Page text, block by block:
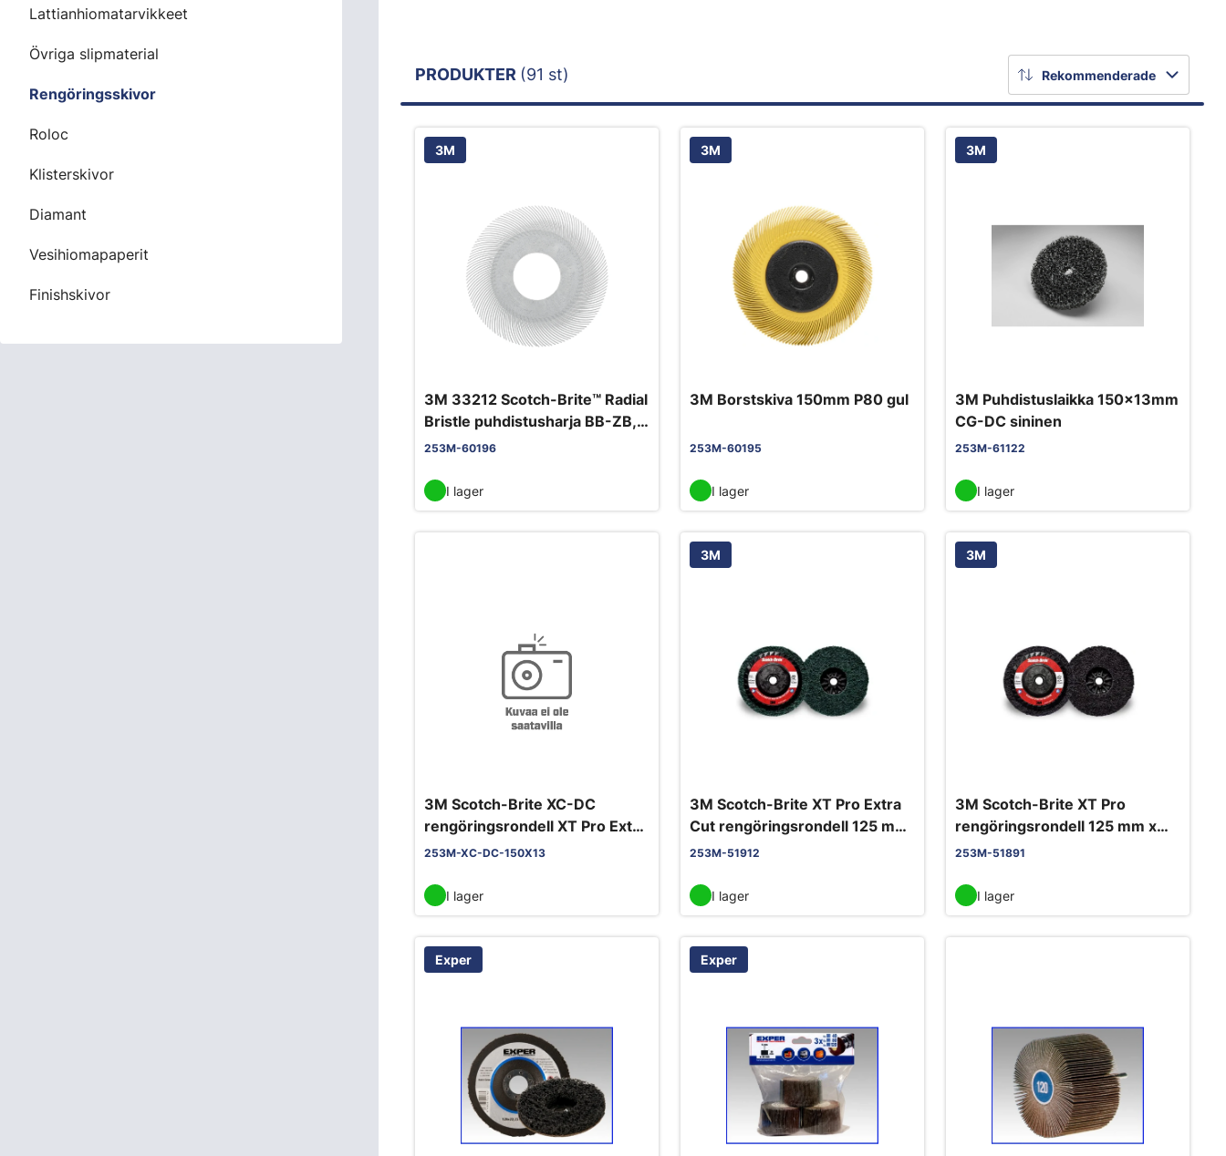
Rekommenderade
PRODUKTER (91 st)
3M
3M 33212 Scotch-Brite™ Radial
Bristle puhdistusharja BB-ZB,
T-C, 150mm, P120, valkoinen
253M-60196
I lager
3M
3M Borstskiva 150mm P80 gul
253M-60195
I lager
3M
3M Puhdistuslaikka 150x13mm
CG-DC sininen
253M-61122
I lager
3M Scotch-Brite XC-DC
rengöringsrondell XT Pro Extra
Cut grön 150 mm x 13 mm
253M-XC-DC-150X13
I lager
3M
3M Scotch-Brite XT Pro Extra
Cut rengöringsrondell 125 mm
x M14 A XCRS grön
253M-51912
I lager
3M
3M Scotch-Brite XT Pro
rengöringsrondell 125 mm x
M14 S XCRS lila
253M-51891
I lager
Exper Exper
Lattianhiomatarvikkeet
Övriga slipmaterial
Rengöringsskivor
Roloc
Klisterskivor
Diamant
Vesihiomapaperit
Finishskivor